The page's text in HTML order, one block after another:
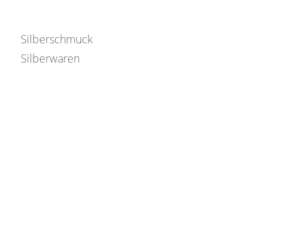
Silberschmuck
Silberwaren